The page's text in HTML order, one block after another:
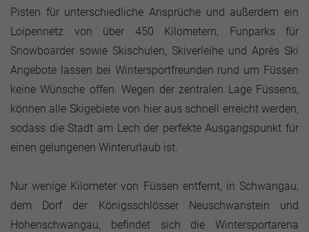
Pisten für unterschiedliche Ansprüche und außerdem ein
Loipennetz von über 450 Kilometern, Funparks für
Snowboarder sowie Skischulen, Skiverleihe und Aprés Ski
Angebote lassen bei Wintersportfreunden rund um Füssen
keine Wünsche offen. Wegen der zentralen Lage Füssens,
können alle Skigebiete von hier aus schnell erreicht werden,
sodass die Stadt am Lech der perfekte Ausgangspunkt für
einen gelungenen Winterurlaub ist.
Nur wenige Kilometer von Füssen entfernt, in Schwangau,
dem Dorf der Königsschlösser Neuschwanstein und
Hohenschwangau, befindet sich die Wintersportarena